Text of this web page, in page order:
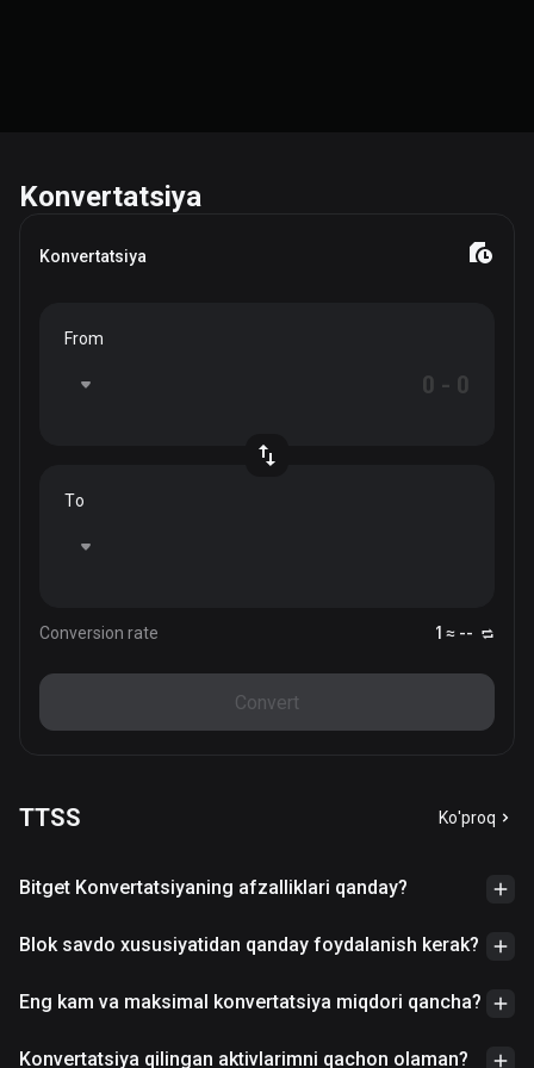
Konvertatsiya
Konvertatsiya
From
To
Conversion rate 1 ≈ --
Convert
TTSS Ko'proq
Bitget Konvertatsiyaning afzalliklari qanday?
Blok savdo xususiyatidan qanday foydalanish kerak?
Eng kam va maksimal konvertatsiya miqdori qancha?
Konvertatsiya qilingan aktivlarimni qachon olaman?